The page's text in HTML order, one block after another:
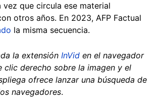
vez que circula ese material
otros años. En 2023, AFP Factual
la misma secuencia.
la extensión InVid en el navegador
clic derecho sobre la imagen y el
ofrece lanzar una búsqueda de
navegadores.